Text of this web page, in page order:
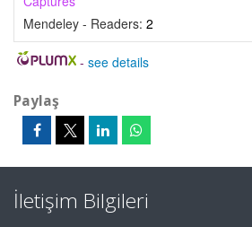
Mendeley - Readers: 2
- see details
Paylaş
İletişim Bilgileri